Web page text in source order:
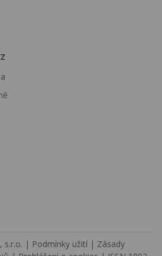
s.r.o. | Podmínky užití | Zásady